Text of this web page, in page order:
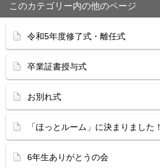
このカテゴリー内の他のページ
令和5年度修了式・離任式
卒業証書授与式
お別れ式
「ほっとルーム」に決まりました！
6年生ありがとうの会